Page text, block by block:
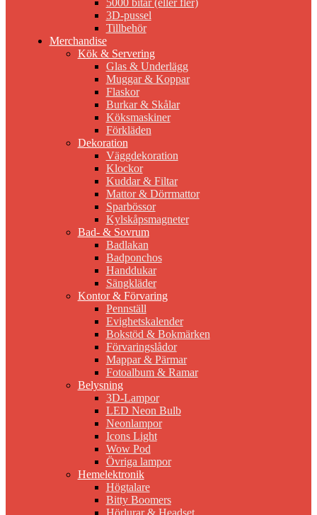
5000 bitar (eller fler)
3D-pussel
Tillbehör
Merchandise
Kök & Servering
Glas & Underlägg
Muggar & Koppar
Flaskor
Burkar & Skålar
Köksmaskiner
Förkläden
Dekoration
Väggdekoration
Klockor
Kuddar & Filtar
Mattor & Dörrmattor
Sparbössor
Kylskåpsmagneter
Bad- & Sovrum
Badlakan
Badponchos
Handdukar
Sängkläder
Kontor & Förvaring
Pennställ
Evighetskalender
Bokstöd & Bokmärken
Förvaringslådor
Mappar & Pärmar
Fotoalbum & Ramar
Belysning
3D-Lampor
LED Neon Bulb
Neonlampor
Icons Light
Wow Pod
Övriga lampor
Hemelektronik
Högtalare
Bitty Boomers